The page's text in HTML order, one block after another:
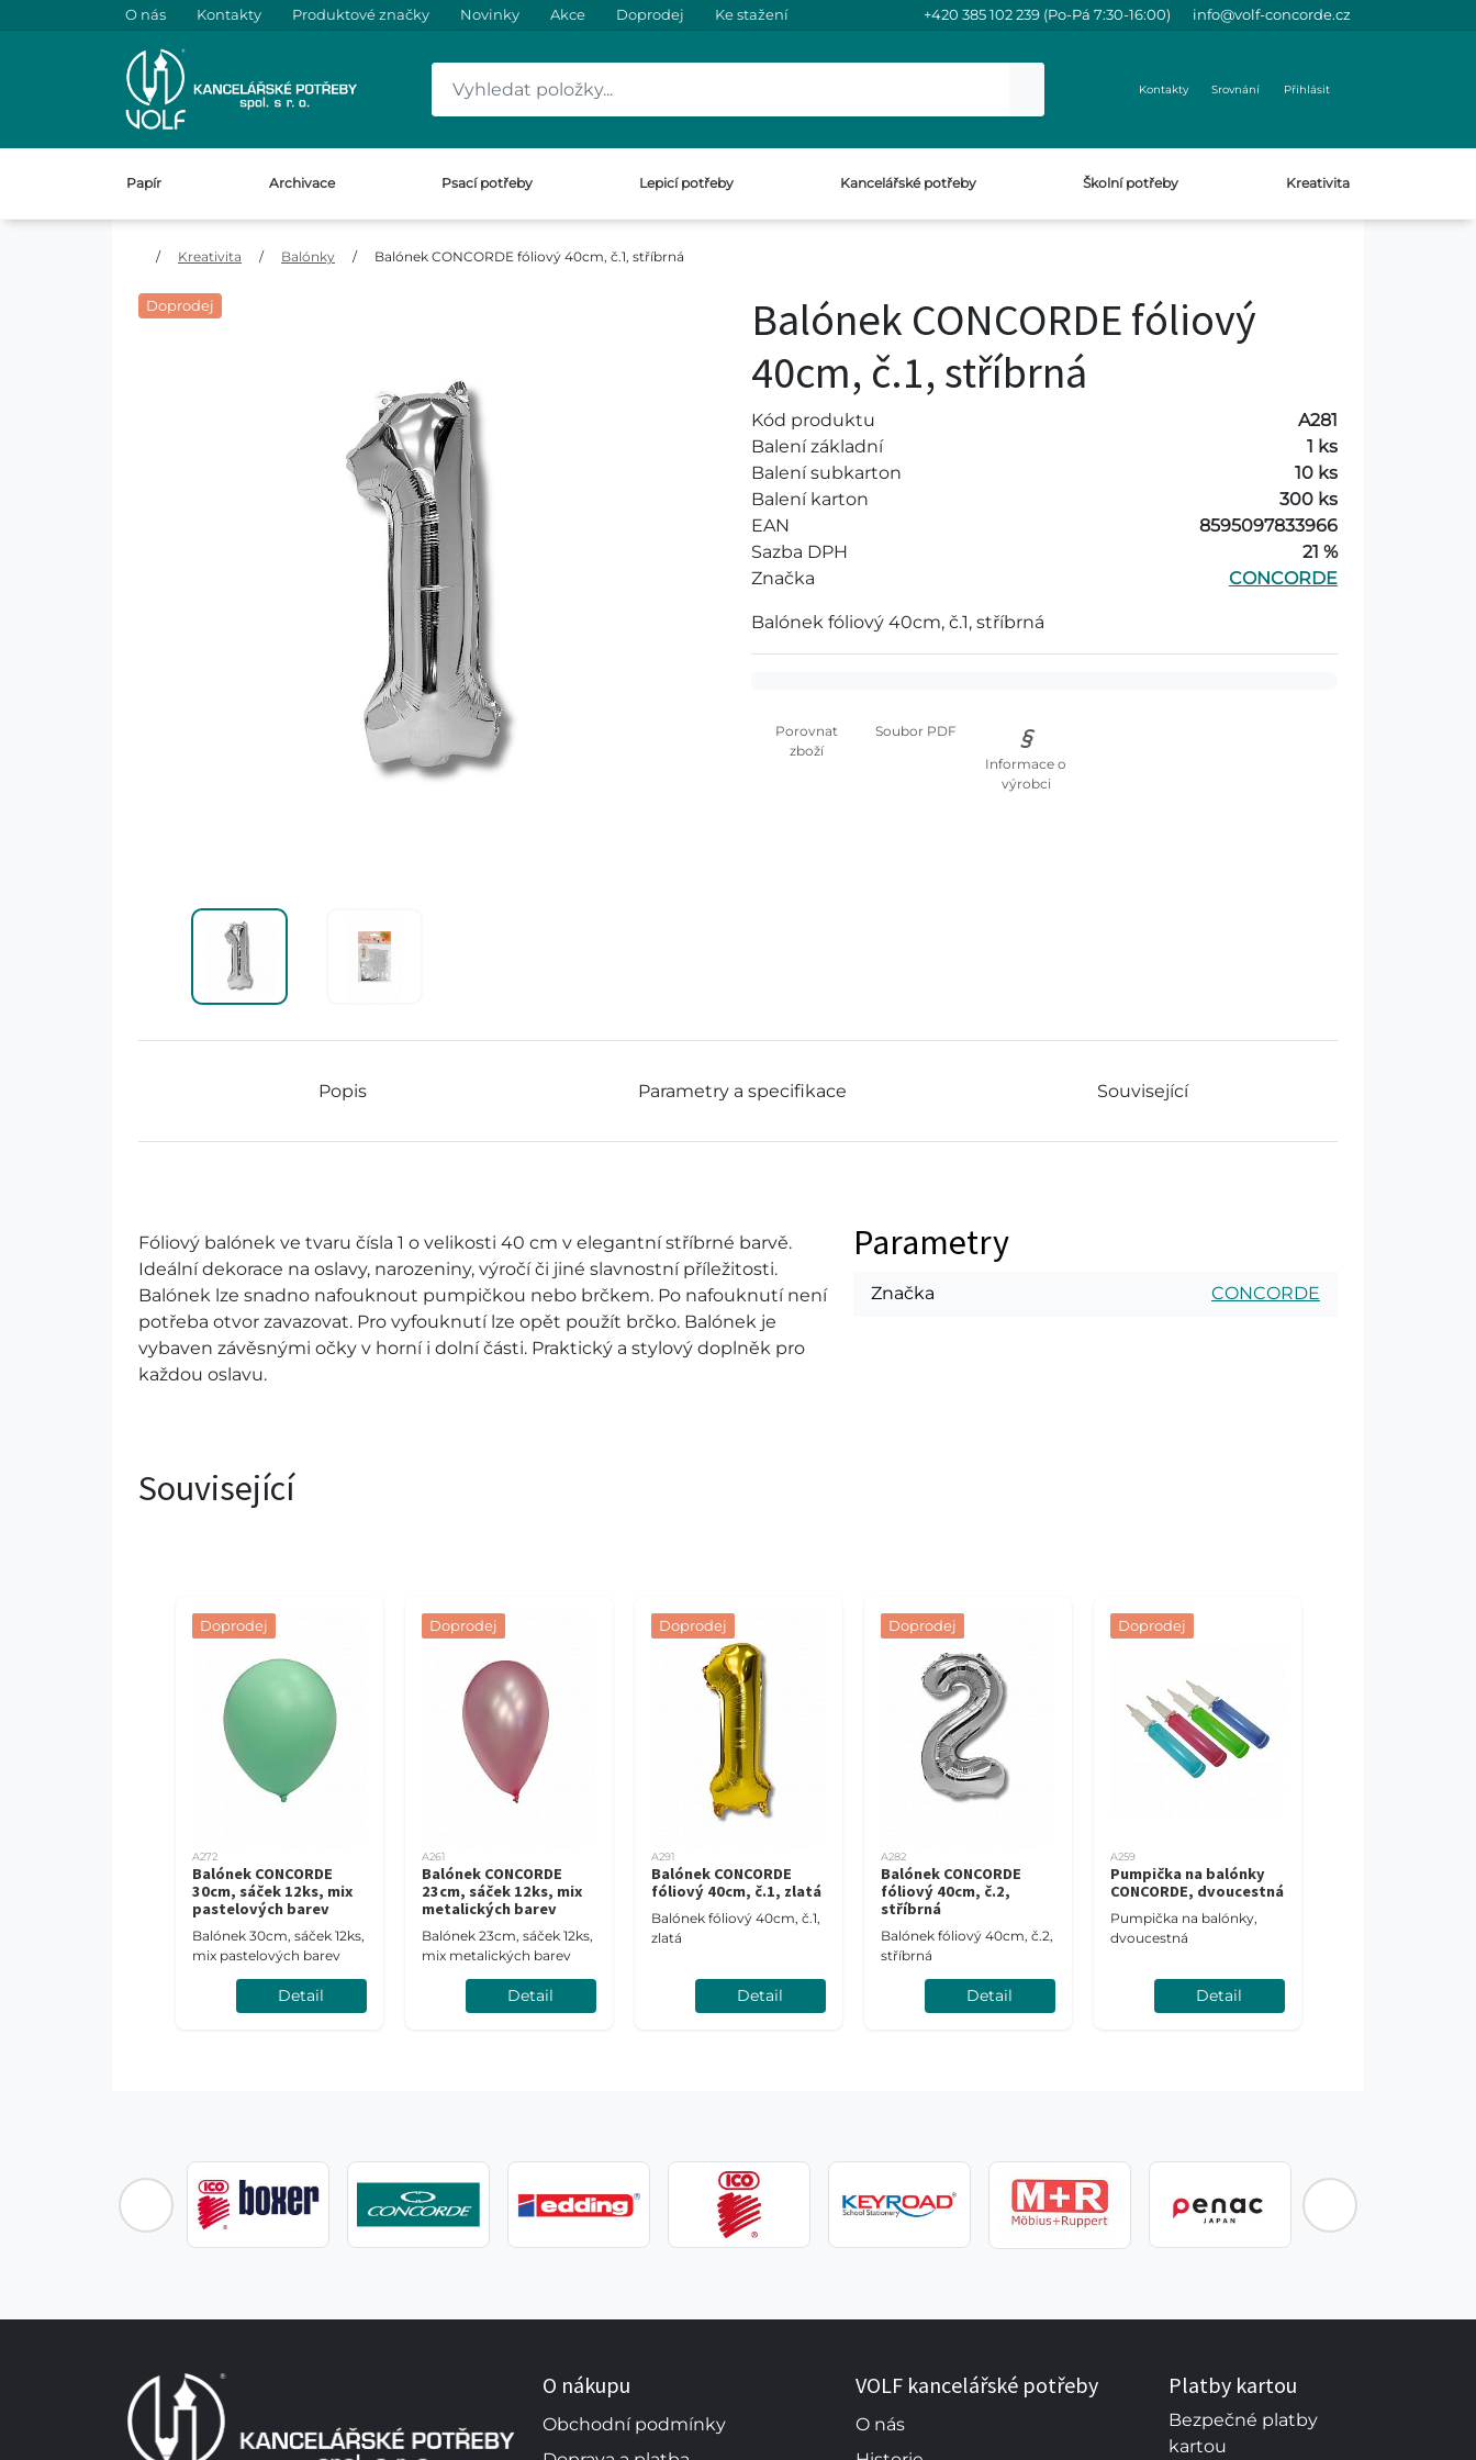
O nás Kontakty Produktové značky Novinky Akce Doprodej Ke stažení +420 385 102 239 (Po-Pá 7:30-16:00) info@volf-concorde.cz
Kontakty Srovnání Přihlásit
Papír Archivace Psací potřeby Lepicí potřeby Kancelářské potřeby Školní potřeby Kreativita
/ Kreativita / Balónky / Balónek CONCORDE fóliový 40cm, č.1, stříbrná
Doprodej
Balónek CONCORDE fóliový
40cm, č.1, stříbrná
Kód produktu
A281
Balení základní
1 ks
Balení subkarton
10 ks
Balení karton
300 ks
EAN
8595097833966
Sazba DPH
21 %
Značka
CONCORDE
Balónek fóliový 40cm, č.1, stříbrná
Porovnat
zboží
Soubor PDF
Informace o
výrobci
Popis Parametry a specifikace Související
Fóliový balónek ve tvaru čísla 1 o velikosti 40 cm v elegantní stříbrné barvě.
Ideální dekorace na oslavy, narozeniny, výročí či jiné slavnostní příležitosti.
Balónek lze snadno nafouknout pumpičkou nebo brčkem. Po nafouknutí není
potřeba otvor zavazovat. Pro vyfouknutí lze opět použít brčko. Balónek je
vybaven závěsnými očky v horní i dolní části. Praktický a stylový doplněk pro
každou oslavu.
Parametry
Značka CONCORDE
Související
Doprodej
A272
Balónek CONCORDE
30cm, sáček 12ks, mix
pastelových barev
Balónek 30cm, sáček 12ks,
mix pastelových barev
Detail
Doprodej
A261
Balónek CONCORDE
23cm, sáček 12ks, mix
metalických barev
Balónek 23cm, sáček 12ks,
mix metalických barev
Detail
Doprodej
A291
Balónek CONCORDE
fóliový 40cm, č.1, zlatá
Balónek fóliový 40cm, č.1,
zlatá
Detail
Doprodej
A282
Balónek CONCORDE
fóliový 40cm, č.2,
stříbrná
Balónek fóliový 40cm, č.2,
stříbrná
Detail
Doprodej
A259
Pumpička na balónky
CONCORDE, dvoucestná
Pumpička na balónky,
dvoucestná
Detail
O nákupu
Obchodní podmínky
VOLF kancelářské potřeby
O nás
Platby kartou
Bezpečné platby
kartou